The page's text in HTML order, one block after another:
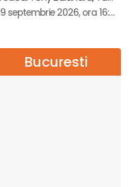
19 septembrie 2026, ora 16:00
Bucuresti